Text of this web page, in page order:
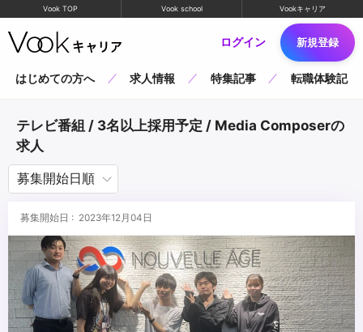
Vook TOP Vook school Vookキャリア
ログイン 新規登録
はじめての方へ 求人情報 特集記事 転職体験記
テレビ番組 / 3名以上採用予定 / Media Composerの
求人
募集開始日 : 2023年12月04日